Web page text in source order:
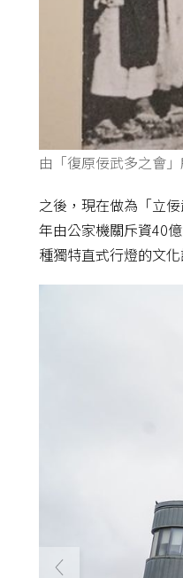
由「復原佞武多之會
之後，現在做為「立
年由公家機關斥資40
種獨特直式行燈的文化